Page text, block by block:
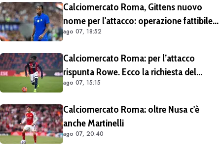
Calciomercato Roma, Gittens nuovo
nome per l'attacco: operazione fattibile
solo in prestito
ago 07, 18:52
Calciomercato Roma: per l’attacco
rispunta Rowe. Ecco la richiesta del
Bologna
ago 07, 15:15
Calciomercato Roma: oltre Nusa c'è
anche Martinelli
ago 07, 20:40